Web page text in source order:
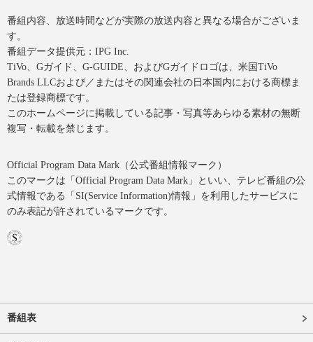
番組内容、放送時間などが実際の放送内容と異なる場合がございま
す。
番組データ提供元：IPG Inc.
TiVo、Gガイド、G-GUIDE、およびGガイドロゴは、米国TiVo
Brands LLCおよび／またはその関連会社の日本国内における商標ま
たは登録商標です。
このホームページに掲載している記事・写真等あらゆる素材の無断
複写・転載を禁じます。
Official Program Data Mark（公式番組情報マーク）
このマークは「Official Program Data Mark」といい、テレビ番組の公
式情報である「SI(Service Information)情報」を利用したサービスに
のみ表記が許されているマークです。
番組表